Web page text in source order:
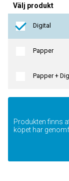
Välj produkt
Digital
Papper
Papper +
Produkten finns
köpet har